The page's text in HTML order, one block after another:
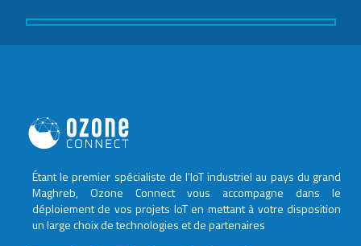
Étant le premier spécialiste de l'IoT industriel au pays du grand
Maghreb, Ozone Connect vous accompagne dans le
déploiement de vos projets IoT en mettant à votre disposition
un large choix de technologies et de partenaires